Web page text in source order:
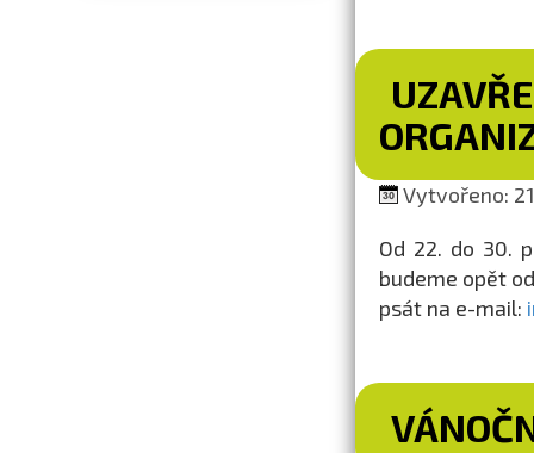
Vytvořeno:
Od 22. do 30.
budeme opět
psát na e-mail: